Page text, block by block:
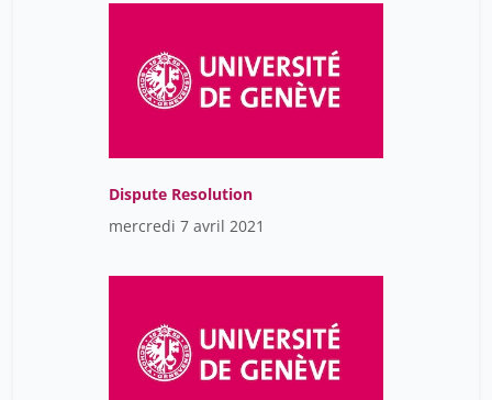
Dispute Resolution
mercredi 7 avril 2021